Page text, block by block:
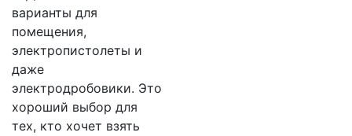
варианты для
помещения,
электропистолеты и
даже
электродробовики. Это
хороший выбор для
тех, кто хочет взять